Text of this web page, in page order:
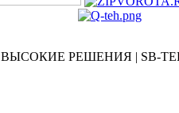
ВЫСОКИЕ РЕШЕНИЯ | SB-TEH